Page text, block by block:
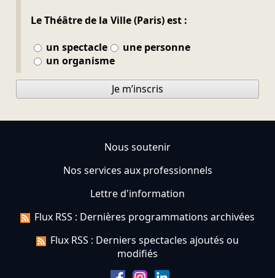
Le Théâtre de la Ville (Paris) est :
un spectacle
une personne
un organisme
Je m’inscris
Nous soutenir
Nos services aux professionnels
Lettre d'information
Flux RSS : Dernières programmations archivées
Flux RSS : Derniers spectacles ajoutés ou
modifiés